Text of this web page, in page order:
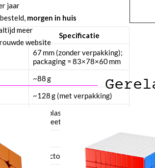
Specificatie
67 mm (zonder verpakking);
packaging ≈ 83×78×60 mm
~88 g
~128 g (met verpakking)
ABS plastic met
magneetkern
Ja, factory-installed
jaar
morgen in huis
meer
website